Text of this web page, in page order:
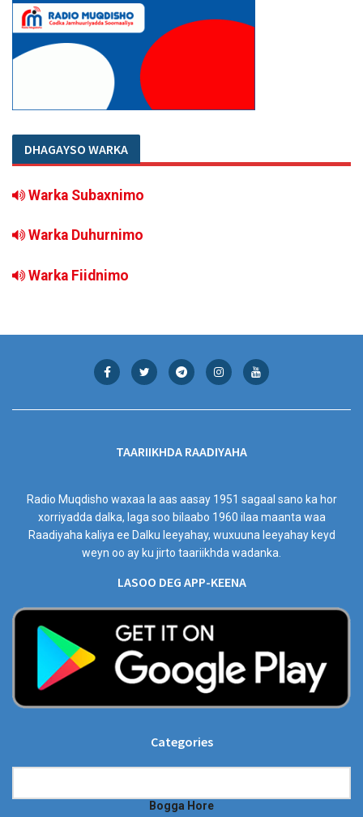
DHAGAYSO WARKA
Warka Subaxnimo
Warka Duhurnimo
Warka Fiidnimo
TAARIIKHDA RAADIYAHA
Radio Muqdisho waxaa la aas aasay 1951 sagaal sano ka hor
xorriyadda dalka, laga soo bilaabo 1960 ilaa maanta waa
Raadiyaha kaliya ee Dalku leeyahay, wuxuuna leeyahay keyd
weyn oo ay ku jirto taariikhda wadanka.
LASOO DEG APP-KEENA
Categories
Bogga Hore